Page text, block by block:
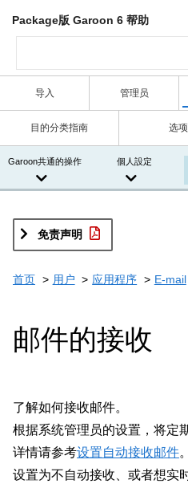
Package版 Garoon 6 帮助
导入 管理员
目的分类指南 选项
Garoon共通的操作 個人設定
免责声明
首页 用户 应用程序 E-mail
邮件的接收
了解如何接收邮件。
根据系统管理员的设置，将定
详情请参考设置自动接收邮件。
设置为不自动接收、或者想实